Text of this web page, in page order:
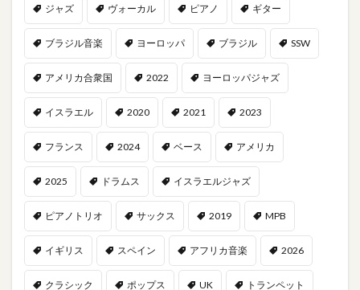
ジャズ ヴォーカル ピアノ ギター
ブラジル音楽 ヨーロッパ ブラジル SSW
アメリカ合衆国 2022 ヨーロッパジャズ
イスラエル 2020 2021 2023
フランス 2024 ベース アメリカ
2025 ドラムス イスラエルジャズ
ピアノトリオ サックス 2019 MPB
イギリス スペイン アフリカ音楽 2026
クラシック ポップス UK トランペット